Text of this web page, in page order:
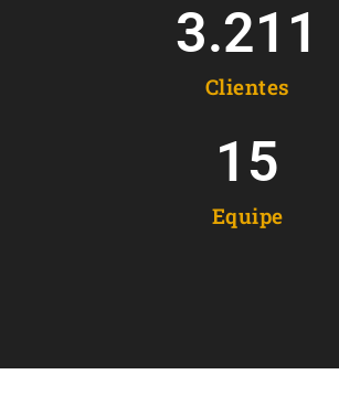
Clientes
3.211
Equipe
15